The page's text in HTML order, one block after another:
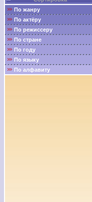
По жанру
По актёру
По режиссеру
По стране
По году
По языку
По алфавиту